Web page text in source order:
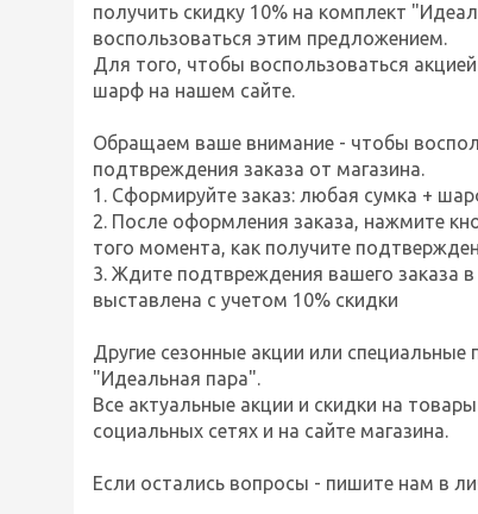
получить скидку 10% на комплект
воспользоваться этим предложением.
Для того, чтобы воспользоваться акцией
шарф на нашем сайте.
Обращаем ваше внимание - чтобы
подтвреждения заказа от магазина.
1. Сформируйте заказ: любая сумка +
2. После оформления заказа, нажмите
того момента, как получите
3. Ждите подтвреждения вашего заказа
выставлена с учетом 10% скидки
Другие сезонные акции или
"Идеальная пара".
Все актуальные акции и скидки на
социальных сетях и на сайте магазина.
Если остались вопросы - пишите нам в